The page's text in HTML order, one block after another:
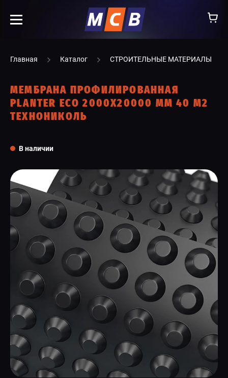
КАТАЛОГ
УСЛУГИ
КОНТАКТЫ
СПЕЦПРЕДЛОЖЕНИЕ
Главная Каталог СТРОИТЕЛЬНЫЕ МАТЕРИАЛЫ
МЕМБРАНА ПРОФИЛИРОВАННАЯ
PLANTER ECO 2000X20000 ММ 40 М2
ТЕХНОНИКОЛЬ
В наличии